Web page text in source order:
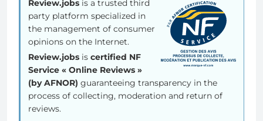
Review.jobs is a trusted third
party platform specialized in
the management of consumer
opinions on the Internet.
Review.jobs is certified NF
Service « Online Reviews »
(by AFNOR) guaranteeing transparency in the
process of collecting, moderation and return of
reviews.